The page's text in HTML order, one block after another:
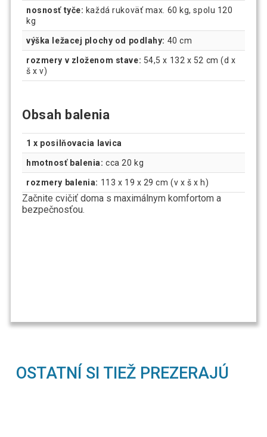
nosnosť tyče: každá rukoväť max. 60 kg, spolu 120
kg
výška ležacej plochy od podlahy: 40 cm
rozmery v zloženom stave: 54,5 x 132 x 52 cm (d x
š x v)
Obsah balenia
1 x posilňovacia lavica
hmotnosť balenia: cca 20 kg
rozmery balenia: 113 x 19 x 29 cm (v x š x h)
Začnite cvičiť doma s maximálnym komfortom a
bezpečnosťou.
OSTATNÍ SI TIEŽ PREZERAJÚ